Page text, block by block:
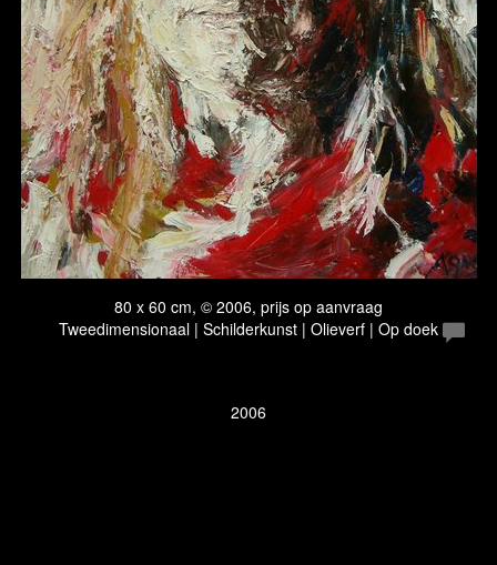
80 x 60 cm, © 2006, prijs op aanvraag
Tweedimensionaal | Schilderkunst | Olieverf | Op doek
2006